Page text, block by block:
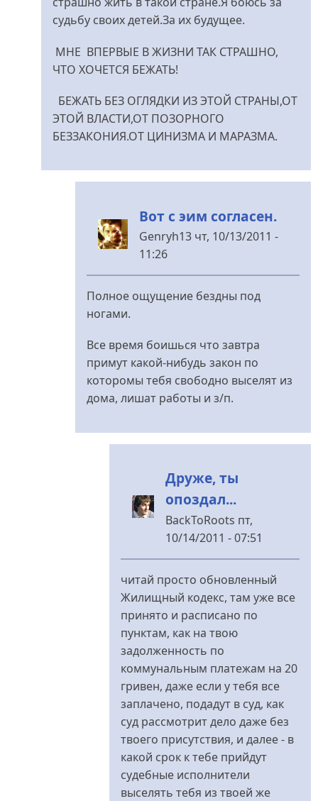
судьбу своих детей.За их будущее.
МНЕ ВПЕРВЫЕ В ЖИЗНИ ТАК СТРАШНО,
ЧТО ХОЧЕТСЯ БЕЖАТЬ!
БЕЖАТЬ БЕЗ ОГЛЯДКИ ИЗ ЭТОЙ СТРАНЫ,ОТ
ЭТОЙ ВЛАСТИ,ОТ ПОЗОРНОГО
БЕЗЗАКОНИЯ.ОТ ЦИНИЗМА И МАРАЗМА.
Вот с эим согласен.
Genryh13 чт, 10/13/2011 -
11:26
У
до
рулит.
від
Владимир
Иванович
Полное ощущение бездны под
ногами.
Все время боишься что завтра
примут какой-нибудь закон по
которомы тебя свободно выселят из
дома, лишат работы и з/п.
Друже, ты
опоздал...
BackToRoots пт,
10/14/2011 - 07:51
У
відповідь
до
Genryh13
читай просто обновленный
Жилищный кодекс, там уже все
принято и расписано по
пунктам, как на твою
задолженность по
коммунальным платежам на 20
гривен, даже если у тебя все
заплачено, подадут в суд, как
суд рассмотрит дело даже без
твоего присутствия, и далее - в
какой срок к тебе прийдут
судебные исполнители
выселять тебя из твоей же